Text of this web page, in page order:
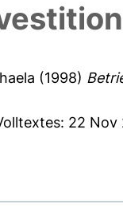
(1998)
22 Nov